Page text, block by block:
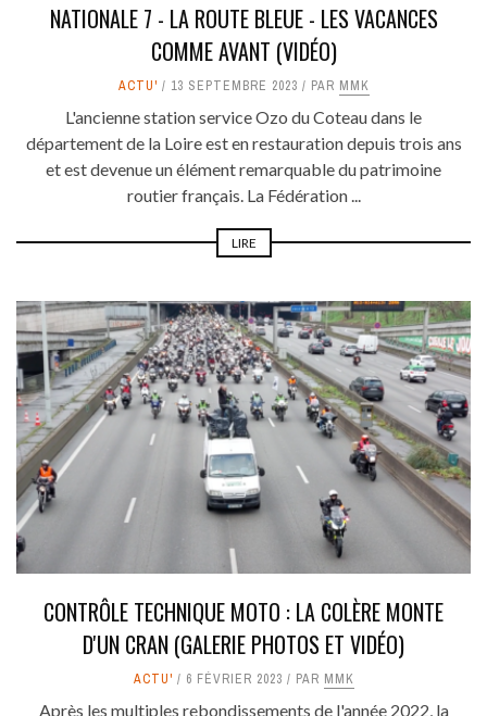
NATIONALE 7 - LA ROUTE BLEUE - LES VACANCES
COMME AVANT (VIDÉO)
ACTU' 13 SEPTEMBRE 2023 PAR MMK
L'ancienne station service Ozo du Coteau dans le
département de la Loire est en restauration depuis trois ans
et est devenue un élément remarquable du patrimoine
routier français. La Fédération ...
LIRE
CONTRÔLE TECHNIQUE MOTO : LA COLÈRE MONTE
D'UN CRAN (GALERIE PHOTOS ET VIDÉO)
ACTU' 6 FÉVRIER 2023 PAR MMK
Après les multiples rebondissements de l'année 2022, la